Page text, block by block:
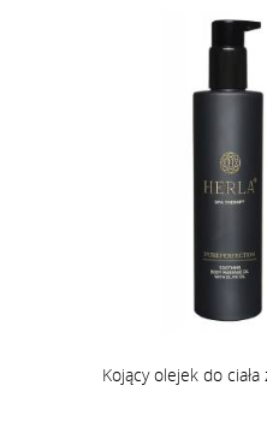
Kojący olejek do